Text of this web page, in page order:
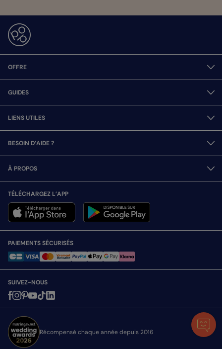
OFFRE
GUIDES
LIENS UTILES
BESOIN D’AIDE ?
À PROPOS
TÉLÉCHARGEZ L’APP
PAIEMENTS SÉCURISÉS
SUIVEZ-NOUS
Récompensé chaque année depuis 2016